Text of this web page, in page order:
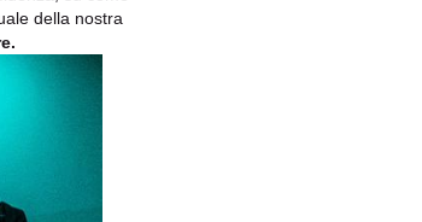
della nostra